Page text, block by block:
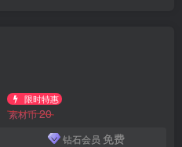
限时特惠
素材币20
钻石会员 免费